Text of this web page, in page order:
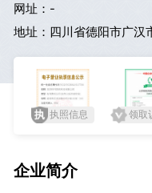
网址：-
地址：四川省德阳市广汉
执照信息 领取
企业简介